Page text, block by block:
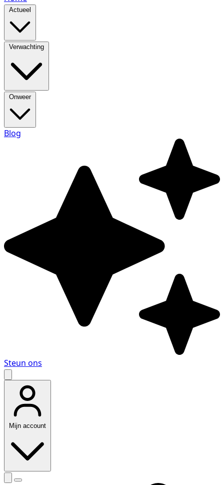
Actueel
Verwachting
Onweer
Blog
Steun ons
Mijn account